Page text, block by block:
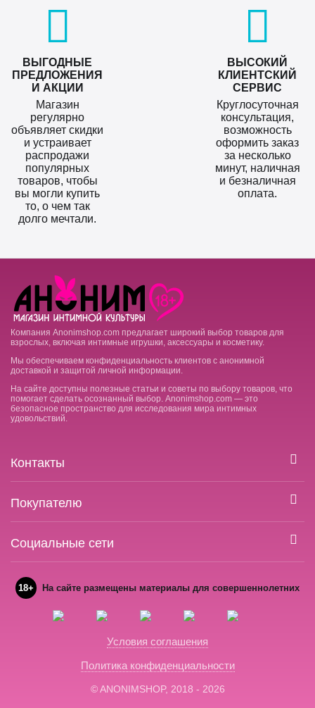
ВЫГОДНЫЕ
ПРЕДЛОЖЕНИЯ
И АКЦИИ
Магазин
регулярно
объявляет скидки
и устраивает
распродажи
популярных
товаров, чтобы
вы могли купить
то, о чем так
долго мечтали.
ВЫСОКИЙ
КЛИЕНТСКИЙ
СЕРВИС
Круглосуточная
консультация,
возможность
оформить заказ
за несколько
минут, наличная
и безналичная
оплата.
Компания Anonimshop.com предлагает широкий выбор товаров для
взрослых, включая интимные игрушки, аксессуары и косметику.
Мы обеспечиваем конфиденциальность клиентов с анонимной
доставкой и защитой личной информации.
На сайте доступны полезные статьи и советы по выбору товаров, что
помогает сделать осознанный выбор. Anonimshop.com — это
безопасное пространство для исследования мира интимных
удовольствий.
Контакты
Покупателю
Социальные сети
18+ На сайте размещены материалы для совершеннолетних
Условия соглашения
Политика конфиденциальности
© ANONIMSHOP, 2018 - 2026